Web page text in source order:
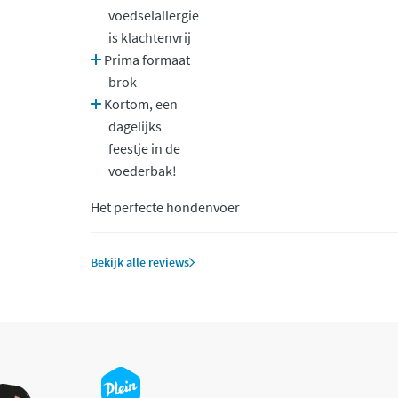
voedselallergie
is klachtenvrij
Prima formaat
brok
Kortom, een
dagelijks
feestje in de
voederbak!
Het perfecte hondenvoer
Bekijk alle reviews